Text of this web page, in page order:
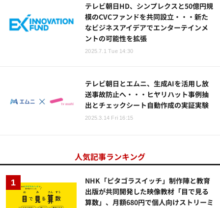
テレビ朝日HD、シンプレクスと50億円規
模のCVCファンドを共同設立・・・新た
なビジネスアイデアでエンターテインメ
ントの可能性を拡張
2025.7.1 Tue 14:30
テレビ朝日とエムニ、生成AIを活用し放
送事故防止へ・・・ヒヤリハット事例抽
出とチェックシート自動作成の実証実験
2025.3.14 Fri 16:15
人気記事ランキング
NHK「ピタゴラスイッチ」制作陣と教育
出版が共同開発した映像教材「目で見る
算数」、月額680円で個人向けストリーミ